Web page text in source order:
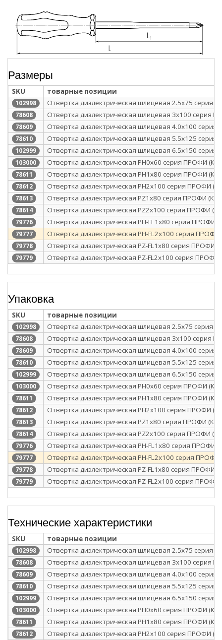
Размеры
SKU товарные позиции
102998 Отвертка диэлектрическая шлицевая 2.5х75 серия
78608 Отвертка диэлектрическая шлицевая 3х100 серия
78609 Отвертка диэлектрическая шлицевая 4.0х100 серия
78610 Отвертка диэлектрическая шлицевая 5.5х125 серия
102999 Отвертка диэлектрическая шлицевая 6.5х150 серия
103000 Отвертка диэлектрическая PH0x60 серия ПРОФИ
78611 Отвертка диэлектрическая PH1x80 серия ПРОФИ
78612 Отвертка диэлектрическая PH2x100 серия ПРОФИ
78613 Отвертка диэлектрическая PZ1x80 серия ПРОФИ
78614 Отвертка диэлектрическая PZ2x100 серия ПРОФИ
79776 Отвертка диэлектрическая PH-FL1х80 серия ПРОФИ
79777 Отвертка диэлектрическая PH-FL2х100 серия ПРОФИ
79778 Отвертка диэлектрическая PZ-FL1х80 серия ПРОФИ
79779 Отвертка диэлектрическая PZ-FL2х100 серия ПРОФИ
Упаковка
SKU товарные позиции
102998 Отвертка диэлектрическая шлицевая 2.5х75 серия
78608 Отвертка диэлектрическая шлицевая 3х100 серия
78609 Отвертка диэлектрическая шлицевая 4.0х100 серия
78610 Отвертка диэлектрическая шлицевая 5.5х125 серия
102999 Отвертка диэлектрическая шлицевая 6.5х150 серия
103000 Отвертка диэлектрическая PH0x60 серия ПРОФИ
78611 Отвертка диэлектрическая PH1x80 серия ПРОФИ
78612 Отвертка диэлектрическая PH2x100 серия ПРОФИ
78613 Отвертка диэлектрическая PZ1x80 серия ПРОФИ
78614 Отвертка диэлектрическая PZ2x100 серия ПРОФИ
79776 Отвертка диэлектрическая PH-FL1х80 серия ПРОФИ
79777 Отвертка диэлектрическая PH-FL2х100 серия ПРОФИ
79778 Отвертка диэлектрическая PZ-FL1х80 серия ПРОФИ
79779 Отвертка диэлектрическая PZ-FL2х100 серия ПРОФИ
Технические характеристики
SKU товарные позиции
102998 Отвертка диэлектрическая шлицевая 2.5х75 серия
78608 Отвертка диэлектрическая шлицевая 3х100 серия
78609 Отвертка диэлектрическая шлицевая 4.0х100 серия
78610 Отвертка диэлектрическая шлицевая 5.5х125 серия
102999 Отвертка диэлектрическая шлицевая 6.5х150 серия
103000 Отвертка диэлектрическая PH0x60 серия ПРОФИ
78611 Отвертка диэлектрическая PH1x80 серия ПРОФИ
78612 Отвертка диэлектрическая PH2x100 серия ПРОФИ